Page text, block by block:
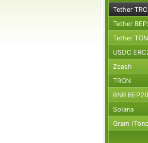
Tether
Tether
Tether TON
USDC
Zcash
TRON
BNB BEP20
Solana
Gram